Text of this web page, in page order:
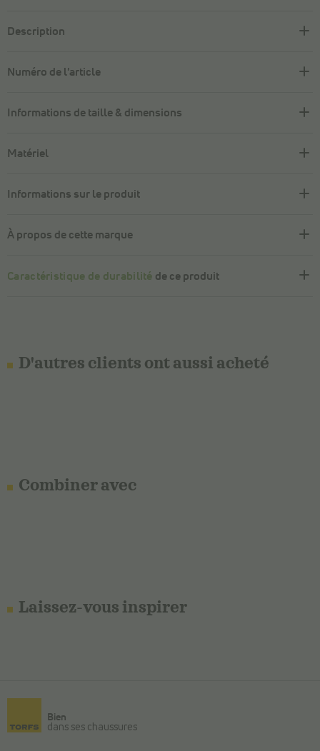
Description
Numéro de l'article
Informations de taille & dimensions
Matériel
Informations sur le produit
À propos de cette marque
Caractéristique de durabilité de ce produit
D'autres clients ont aussi acheté
Combiner avec
Laissez-vous inspirer
Bien
dans ses chaussures